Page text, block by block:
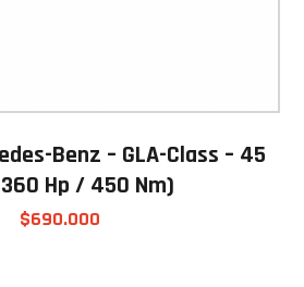
Benz – GLA-Class – 45
Hp / 450 Nm)
$690.000